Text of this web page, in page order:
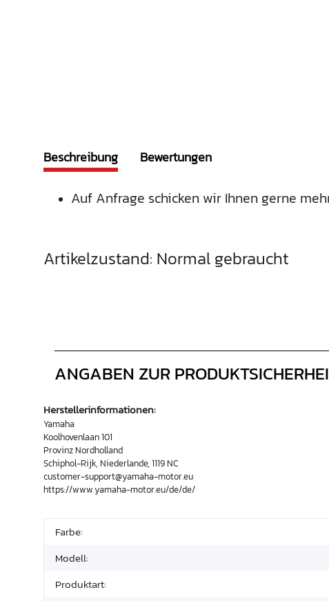
Beschreibung Bewertungen
Auf Anfrage schicken wir Ihnen gerne
Artikelzustand: Normal gebraucht
ANGABEN ZUR
Herstellerinformationen:
Yamaha
Koolhovenlaan 101
Provinz Nordholland
Schiphol-Rijk, Niederlande, 1119 NC
customer-support@yamaha-motor.eu
https://www.yamaha-motor.eu/de/de/
Farbe:
Modell:
Produktart: